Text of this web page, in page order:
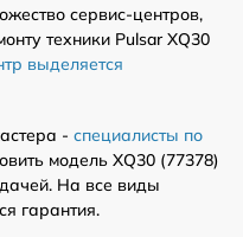
сервис-центров,
техники Pulsar XQ30
выделяется
- специалисты по
модель XQ30 (77378)
На все виды
гарантия.